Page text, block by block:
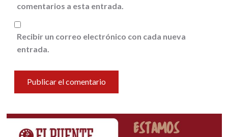
comentarios a esta entrada.
Recibir un correo electrónico con cada nueva
entrada.